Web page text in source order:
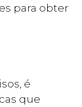
para obter
é
que